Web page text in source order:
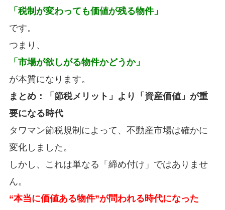
「税制が変わっても価値が残る物件」
です。
つまり、
「市場が欲しがる物件かどうか」
が本質になります。
まとめ：「節税メリット」より「資産価値」が重
要になる時代
タワマン節税規制によって、不動産市場は確かに
変化しました。
しかし、これは単なる「締め付け」ではありませ
ん。
“本当に価値ある物件”が問われる時代になった